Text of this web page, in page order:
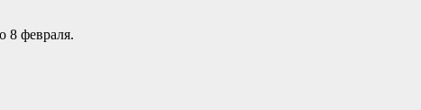
8 февраля.